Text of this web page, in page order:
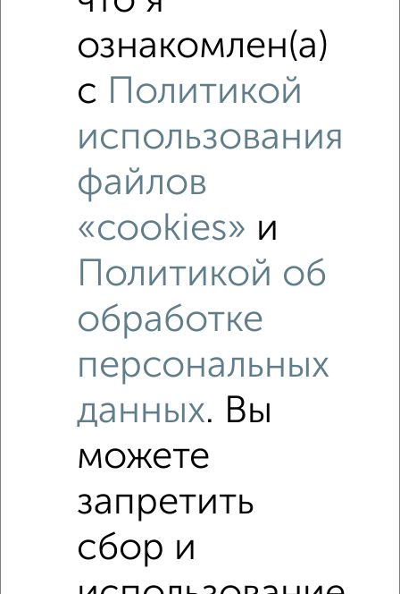
12 020 000
Средняя цена район
Это предложение
Похожие предложения рядом
3‑комнатные квартиры недалеко от
Рядом, с меньшей ценой
ознакомлен(а)
с Политикой
использования
файлов
«cookies» и
Политикой об
обработке
персональных
данных. Вы
можете
запретить
сбор и